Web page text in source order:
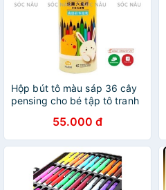
Hộp bút tô màu sáp 36 cây
pensing cho bé tập tô tranh
55.000 đ